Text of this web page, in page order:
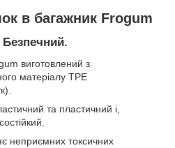
в багажник Frogum
виготовлений з
матеріалу TPE
та пластичний і,
неприємних токсичних